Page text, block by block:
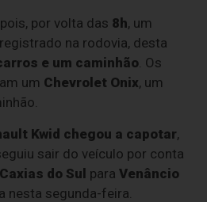
por volta das 8h, um
na rodovia, desta
e um caminhão . Os
um Chevrolet Onix, um
Kwid chegou a capotar,
sair do veículo por conta
Caxias do Sul paraVenâncio
nesta segunda-feira.